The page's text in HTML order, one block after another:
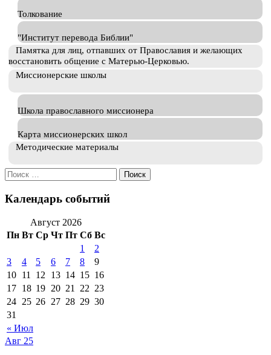
Толкование
"Институт перевода Библии"
Памятка для лиц, отпавших от Православия и желающих
восстановить общение с Матерью-Церковью.
Миссионерские школы
Школа православного миссионера
Карта миссионерских школ
Методические материалы
Искать:
Календарь событий
Август 2026
Пн Вт Ср Чт Пт Сб Вс
« Июл
1
2
3
4 5 6 7 8
9
10 11 12 13 14 15 16
17 18 19 20 21 22 23
24 25 26 27 28 29 30
31
Авг 25